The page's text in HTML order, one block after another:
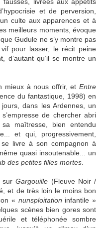
et de perversion,
culte aux apparences et à
meilleurs moments, évoque
Gudule ne s’y montre pas
pour lasser, le récit peine
d’autant qu’il se montre un
mieux à nous offrir, et Entre
du fantastique, 1998) en
dans les Ardennes, un
de chercher abri
maîtresse, bien entendu
et qui, progressivement,
livre à son compagnon à
quasi insoutenable... un
des petites filles mortes
surGargouille (Fleuve Noir /
et de très loin le moins bon
« nunsploitation infantile »
scènes bien gores sont
et téléphonée sombre